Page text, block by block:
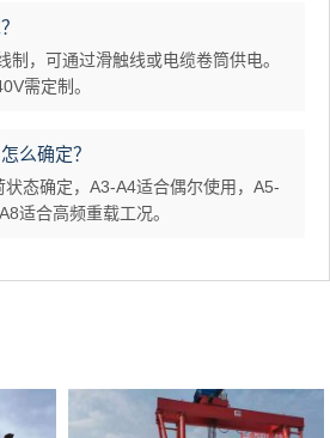
制，可通过滑触线或电缆卷筒供电。
需定制。
么确定？
态确定，A3-A4适合偶尔使用，A5-
适合高频重载工况。